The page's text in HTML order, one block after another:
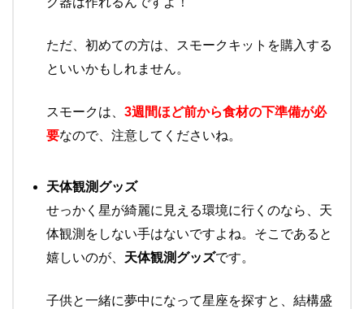
ただ、初めての方は、スモークキットを購入する
といいかもしれません。
スモークは、 3週間ほど前から食材の下準備が必
要なので、注意してくださいね。
天体観測グッズ
せっかく星が綺麗に見える環境に行くのなら、天
体観測をしない手はないですよね。そこであると
嬉しいのが、 天体観測グッズです。
子供と一緒に夢中になって星座を探すと、結構盛